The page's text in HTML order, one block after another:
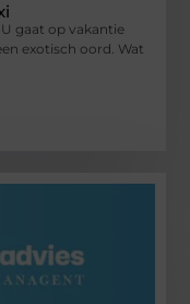
gaat op vakantie
exotisch oord. Wat